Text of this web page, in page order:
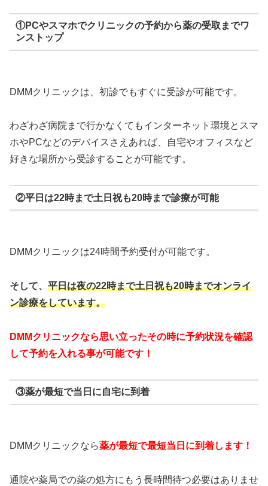
①PCやスマホでクリニックの予約から薬の受取までワ
ンストップ
DMMクリニックは、初診でもすぐに受診が可能です。
わざわざ病院まで行かなくてもインターネット環境とスマ
ホやPCなどのデバイスさえあれば、自宅やオフィスなど
好きな場所から受診することが可能です。
②平日は22時まで土日祝も20時まで診療が可能
DMMクリニックは24時間予約受付が可能です。
そして、 平日は夜の22時まで土日祝も20時までオンライ
ン診療をしています。
DMMクリニックなら思い立ったその時に予約状況を確認
して予約を入れる事が可能です！
③薬が最短で当日に自宅に到着
DMMクリニックなら薬が最短で最短当日に到着します！
通院や薬局での薬の処方にもう長時間待つ必要はありませ